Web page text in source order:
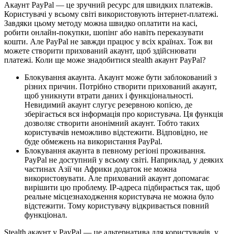
Акаунт PayPal — це зручний ресурс для швидких платежів.
Користувачі у всьому світі використовують інтернет-платежі.
Завдяки цьому методу можна швидко оплатити на касі,
робити онлайн-покупки, шопінг або навіть переказувати
кошти. Але PayPal не завжди працює у всіх країнах. Тож ви
можете створити прихований акаунт, щоб здійснювати
платежі. Коли ще може знадобитися stealth акаунт PayPal?
Блокування акаунта. Акаунт може бути заблокований з
різних причин. Потрібно створити прихований акаунт,
щоб уникнути втрати даних і функціональності.
Невидимий акаунт слугує резервною копією, де
зберігається вся інформація про користувача. Ця функція
дозволяє створити анонімний акаунт. Тобто таких
користувачів неможливо відстежити. Відповідно, не
буде обмежень на використання PayPal.
Блокування акаунта в певному регіоні проживання.
PayPal не доступний у всьому світі. Наприклад, у деяких
частинах Азії чи Африки додаток не можна
використовувати. Але прихований акаунт допомагає
вирішити цю проблему. IP-адреса підбирається так, щоб
реальне місцезнаходження користувача не можна було
відстежити. Тому користувачу відкривається повний
функціонал.